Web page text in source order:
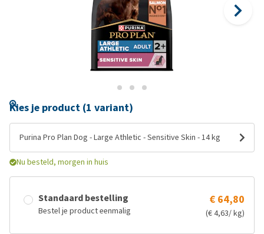
Kies je product (1 variant)
Purina Pro Plan Dog - Large Athletic - Sensitive Skin - 14 kg
Nu besteld, morgen in huis
Standaard bestelling
Bestel je product eenmalig
€ 64,80
(€ 4,63/ kg)